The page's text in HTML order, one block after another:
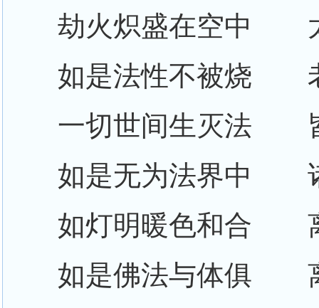
劫火炽盛在空中
如是法性不被烧
一切世间生灭法
如是无为法界中
如灯明暖色和合
如是佛法与体俱